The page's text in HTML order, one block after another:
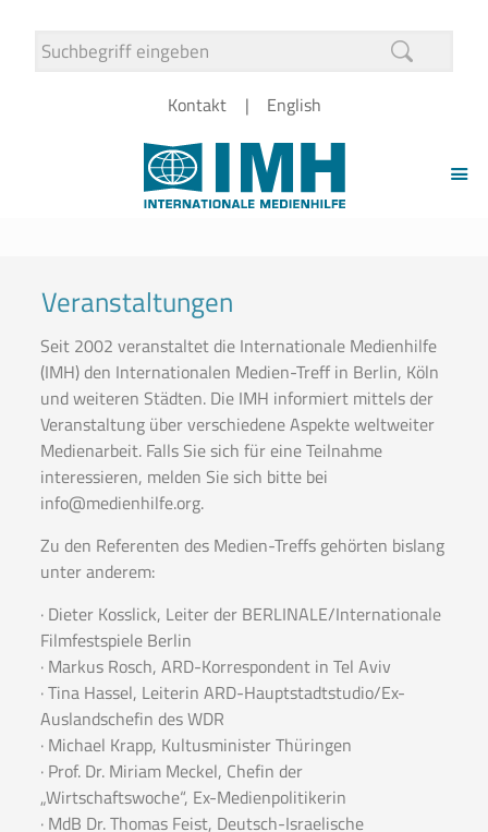
Kontakt English
Veranstaltungen
Seit 2002 veranstaltet die Internationale Medienhilfe
(IMH) den Internationalen Medien-Treff in Berlin, Köln
und weiteren Städten. Die IMH informiert mittels der
Veranstaltung über verschiedene Aspekte weltweiter
Medienarbeit. Falls Sie sich für eine Teilnahme
interessieren, melden Sie sich bitte bei
info@medienhilfe.org.
Zu den Referenten des Medien-Treffs gehörten bislang
unter anderem:
· Dieter Kosslick, Leiter der BERLINALE/Internationale
Filmfestspiele Berlin
· Markus Rosch, ARD-Korrespondent in Tel Aviv
· Tina Hassel, Leiterin ARD-Hauptstadtstudio/Ex-
Auslandschefin des WDR
· Michael Krapp, Kultusminister Thüringen
· Prof. Dr. Miriam Meckel, Chefin der
„Wirtschaftswoche“, Ex-Medienpolitikerin
· MdB Dr. Thomas Feist, Deutsch-Israelische